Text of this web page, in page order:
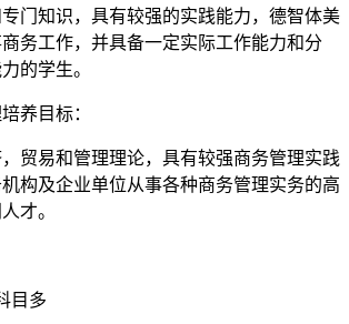
门知识，具有较强的实践能力，德智体美
务工作，并具备一定实际工作能力和分
的学生。
目标：
易和管理理论，具有较强商务管理实践
构及企业单位从事各种商务管理实务的高
才。
目多